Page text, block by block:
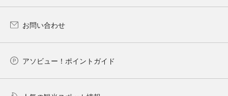
お問い合わせ
アソビュー！ポイントガイド